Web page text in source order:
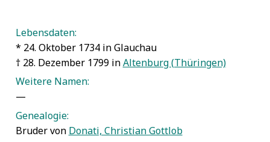
Lebensdaten:
* 24. Oktober 1734 in Glauchau
† 28. Dezember 1799 inAltenburg (Thüringen)
Weitere Namen:
—
Genealogie:
Bruder von Donati, Christian Gottlob